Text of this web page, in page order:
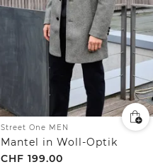
Street One MEN
Mantel in Woll-Optik
CHF 199.00